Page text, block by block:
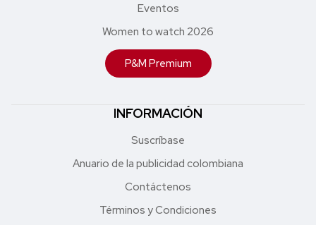
Eventos
Women to watch 2026
P&M Premium
INFORMACIÓN
Suscríbase
Anuario de la publicidad colombiana
Contáctenos
Términos y Condiciones